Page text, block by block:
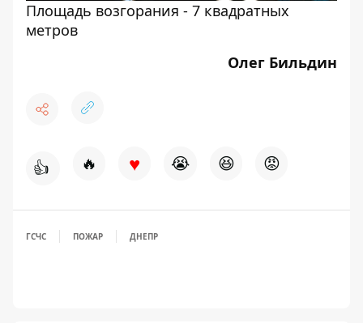
Площадь возгорания - 7 квадратных
метров
Олег Бильдин
👍 🔥 ♥ 😭 😆 😡
ГСЧС ПОЖАР ДНЕПР